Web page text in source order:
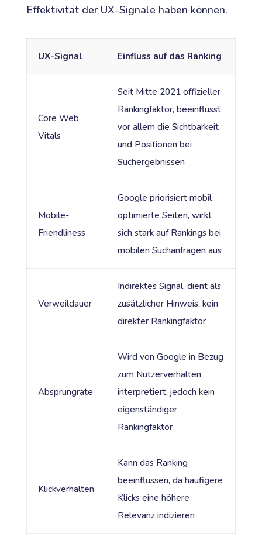
Effektivität der UX-Signale haben können.
UX-Signal Einfluss auf das Ranking
Core Web
Vitals
Seit Mitte 2021 offizieller
Rankingfaktor, beeinflusst
vor allem die Sichtbarkeit
und Positionen bei
Suchergebnissen
Mobile-
Friendliness
Google priorisiert mobil
optimierte Seiten, wirkt
sich stark auf Rankings bei
mobilen Suchanfragen aus
Verweildauer
Indirektes Signal, dient als
zusätzlicher Hinweis, kein
direkter Rankingfaktor
Absprungrate
Wird von Google in Bezug
zum Nutzerverhalten
interpretiert, jedoch kein
eigenständiger
Rankingfaktor
Klickverhalten
Kann das Ranking
beeinflussen, da häufigere
Klicks eine höhere
Relevanz indizieren